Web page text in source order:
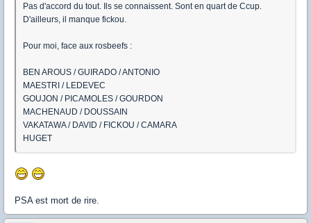
Pas d'accord du tout. Ils se connaissent. Sont en quart de Ccup.
D'ailleurs, il manque fickou.
Pour moi, face aux rosbeefs :
BEN AROUS / GUIRADO / ANTONIO
MAESTRI / LEDEVEC
GOUJON / PICAMOLES / GOURDON
MACHENAUD / DOUSSAIN
VAKATAWA / DAVID / FICKOU / CAMARA
HUGET
PSA est mort de rire.